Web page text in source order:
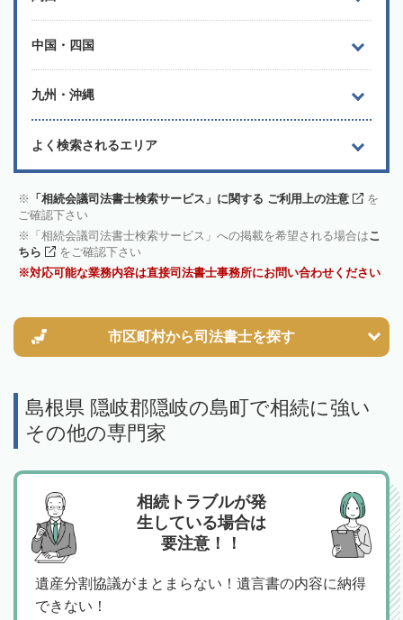
中国・四国
九州・沖縄
よく検索されるエリア
「相続会議司法書士検索サービス」に関する ご利用上の注意
を
ご確認下さい
「相続会議司法書士検索サービス」への掲載を希望される場合はこ
ちら
をご確認下さい
対応可能な業務内容は直接司法書士事務所にお問い合わせください
市区町村から司法書士を探す
島根県 隠岐郡隠岐の島町で相続に強い
その他の専門家
相続トラブルが発
生している場合は
要注意！！
遺産分割協議がまとまらない！遺言書の内容に納得
できない！